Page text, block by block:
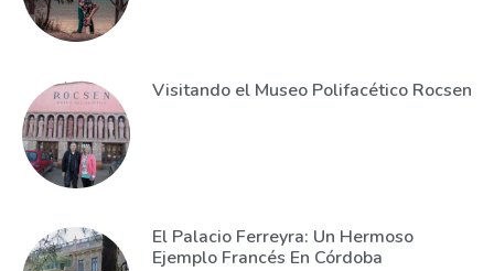
Visitando el Museo Polifacético Rocsen
El Palacio Ferreyra: Un Hermoso
Ejemplo Francés En Córdoba